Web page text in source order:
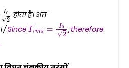
2 होता है। अतः
। /SinceIr 02 , therefore
.